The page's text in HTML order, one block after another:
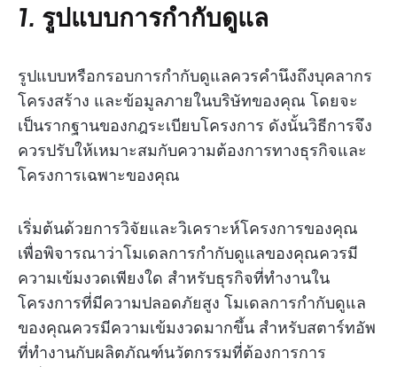
1. รูปแบบการกำกับดูแล
รูปแบบหรือกรอบการกำกับดูแลควรคำนึงถึงบุคลากร
โครงสร้าง และข้อมูลภายในบริษัทของคุณ โดยจะ
เป็นรากฐานของกฎระเบียบโครงการ ดังนั้นวิธีการจึง
ควรปรับให้เหมาะสมกับความต้องการทางธุรกิจและ
โครงการเฉพาะของคุณ
เริ่มต้นด้วยการวิจัยและวิเคราะห์โครงการของคุณ
เพื่อพิจารณาว่าโมเดลการกำกับดูแลของคุณควรมี
ความเข้มงวดเพียงใด สำหรับธุรกิจที่ทำงานใน
โครงการที่มีความปลอดภัยสูง โมเดลการกำกับดูแล
ของคุณควรมีความเข้มงวดมากขึ้น สำหรับสตาร์ทอัพ
ที่ทำงานกับผลิตภัณฑ์นวัตกรรมที่ต้องการการ